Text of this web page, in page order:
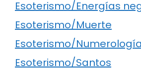
Esoterismo/Energías
Esoterismo/Muerte
Esoterismo/Numerología
Esoterismo/Santos